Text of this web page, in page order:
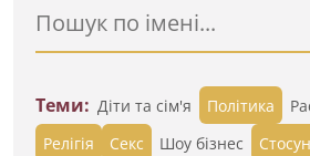
Теми: Діти та сім'я Політика
Релігія
Секс Шоу бізнес